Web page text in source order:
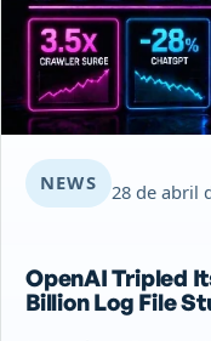
NEWS 28 de abril
OpenAI Tripled
Billion Log File